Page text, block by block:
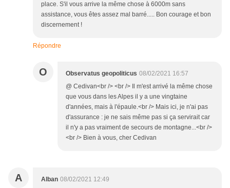
place. S'il vous arrive la même chose à 6000m sans
assistance, vous êtes assez mal barré..... Bon courage et bon
discernement !
Répondre
O Observatus geopoliticus 08/02/2021 16:57
@ Cedivan<br /> <br /> Il m'est arrivé la même chose
que vous dans les Alpes il y a une vingtaine
d'années, mais à l'épaule.<br /> Mais ici, je n'ai pas
d'assurance : je ne sais même pas si ça servirait car
il n'y a pas vraiment de secours de montagne...<br />
<br /> Bien à vous, cher Cedivan
A Alban 08/02/2021 12:49